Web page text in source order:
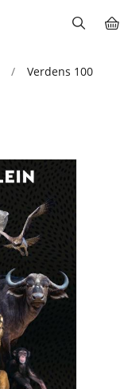
/
Verdens 100